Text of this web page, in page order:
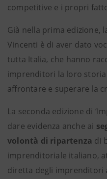
competitive e i propri
Già nella prima edizione,
Vincenti è di aver dato
tutta Italia, che hanno
imprenditori la loro storia
affrontare e superare la
La seconda edizione di
dare evidenza anche ai
volontà di ripartenza di
imprenditoriale italiano,
diretta degli imprenditori